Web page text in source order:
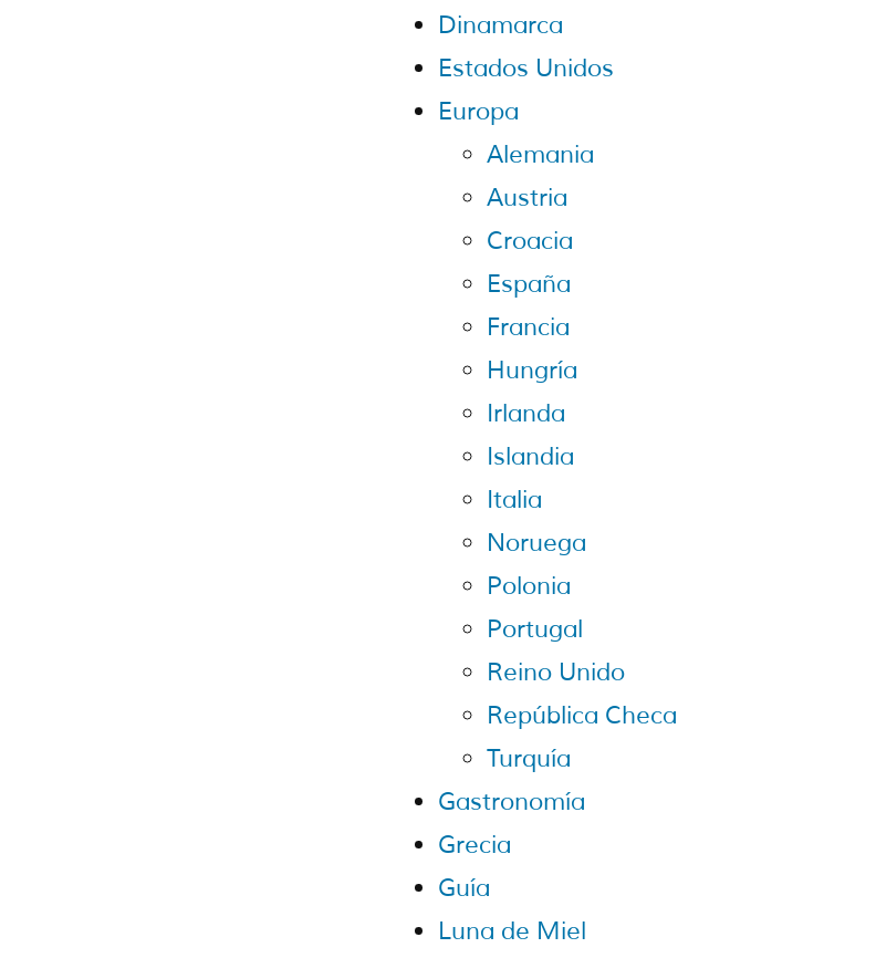
Dinamarca
Estados Unidos
Europa
Alemania
Austria
Croacia
España
Francia
Hungría
Irlanda
Islandia
Italia
Noruega
Polonia
Portugal
Reino Unido
República Checa
Turquía
Gastronomía
Grecia
Guía
Luna de Miel